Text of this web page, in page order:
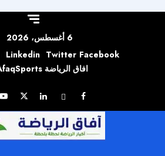
6 أغسطس، 2026
Facebook
Twitter
Linkedin
افاق الرياضة AfaqSports